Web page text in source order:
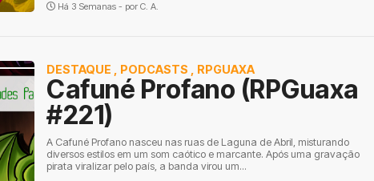
Há 3 Semanas - por C. A.
DESTAQUE PODCASTS RPGUAXA
Cafuné Profano (RPGuaxa
#221)
A Cafuné Profano nasceu nas ruas de Laguna de Abril, misturando
diversos estilos em um som caótico e marcante. Após uma gravação
pirata viralizar pelo país, a banda virou um...